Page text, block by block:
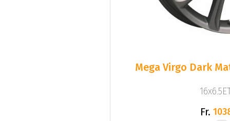
Mega Virgo Dark
Fr.